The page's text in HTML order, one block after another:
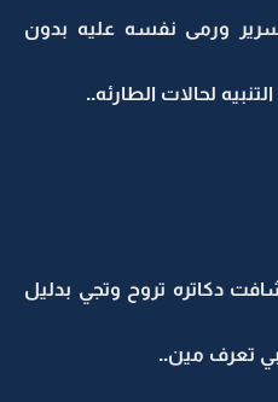
ورمى نفسه عليه بدون
لحالات الطارئه..
دكاتره تروح وتجي بدليل
تعرف مين..